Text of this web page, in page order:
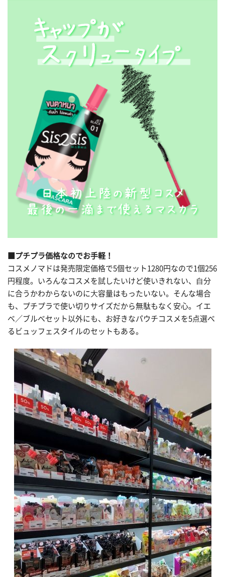
■プチプラ価格なのでお手軽！
コスメノマドは発売限定価格で5個セット1280円なので1個256
円程度。いろんなコスメを試したいけど使いきれない、⾃分
に合うかわからないのに⼤容量はもったいない。そんな場合
も、プチプラで使い切りサイズだから無駄もなく安心。イエ
ベ／ブルべセット以外にも、お好きなパウチコスメを5点選べ
るビュッフェスタイルのセットもある。